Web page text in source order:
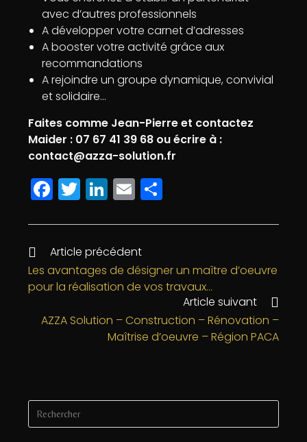
avec d’autres professionnels
A développer votre carnet d’adresses
A booster votre activité grâce aux
recommandations
A rejoindre un groupe dynamique, convivial
et solidaire…
Faites comme Jean-Pierre et contactez
Maider : 07 67 41 39 68 ou écrire à :
contact@azza-solution.fr
F
a
c
e
b
o
o
T
w
itt
e
r
Li
n
k
e
dI
n
E
m
ai
l
rt
g
e
r
Article précédent
Les avantages de désigner un maître d’oeuvre
pour la réalisation de vos travaux…
Article suivant
AZZA Solution – Construction – Rénovation –
Maîtrise d’oeuvre – Région PACA